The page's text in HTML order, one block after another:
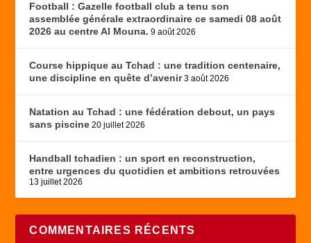
Football : Gazelle football club a tenu son
assemblée générale extraordinaire ce samedi 08 août
2026 au centre Al Mouna. 9 août 2026
Course hippique au Tchad : une tradition centenaire,
une discipline en quête d’avenir 3 août 2026
Natation au Tchad : une fédération debout, un pays
sans piscine 20 juillet 2026
Handball tchadien : un sport en reconstruction,
entre urgences du quotidien et ambitions retrouvées
13 juillet 2026
COMMENTAIRES RÉCENTS